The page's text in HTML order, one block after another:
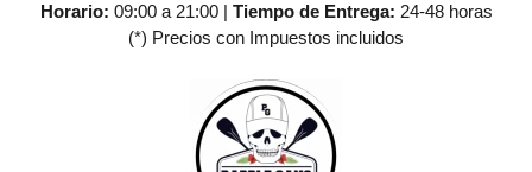
Horario: 09:00 a 21:00 | Tiempo de Entrega: 24-48 horas
(*) Precios con Impuestos incluidos